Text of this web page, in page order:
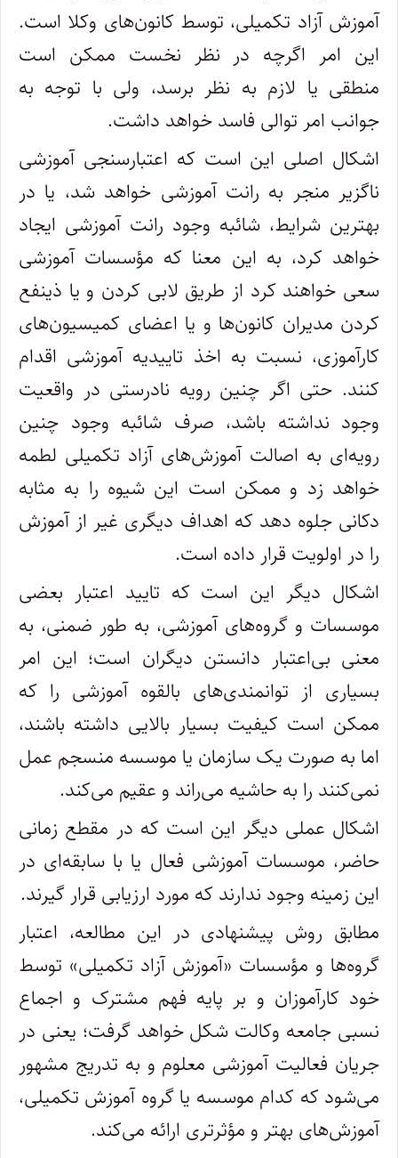
آموزش آزاد تکمیلی، توسط کانون‌های وکلا است.
این امر اگرچه در نظر نخست ممکن است
منطقی یا لازم به نظر برسد، ولی با توجه به
جوانب امر توالی فاسد خواهد داشت.
اشکال اصلی این است که اعتبارسنجی آموزشی
ناگزیر منجر به رانت آموزشی خواهد شد، یا در
بهترین شرایط، شائبه وجود رانت آموزشی ایجاد
خواهد کرد، به این معنا که مؤسسات آموزشی
سعی خواهند کرد از طریق لابی کردن و یا ذینفع
کردن مدیران کانون‌ها و یا اعضای کمیسیون‌های
کارآموزی، نسبت به اخذ تاییدیه آموزشی اقدام
کنند. حتی اگر چنین رویه نادرستی در واقعیت
وجود نداشته باشد، صرف شائبه وجود چنین
رویه‌ای به اصالت آموزش‌های آزاد تکمیلی لطمه
خواهد زد و ممکن است این شیوه را به مثابه
دکانی جلوه دهد که اهداف دیگری غیر از آموزش
را در اولویت قرار داده است.
اشکال دیگر این است که تایید اعتبار بعضی
موسسات و گروه‌های آموزشی، به طور ضمنی، به
معنی بی‌اعتبار دانستن دیگران است؛ این امر
بسیاری از توانمندی‌های بالقوه آموزشی را که
ممکن است کیفیت بسیار بالایی داشته باشند،
اما به صورت یک سازمان یا موسسه منسجم عمل
نمی‌کنند را به حاشیه می‌راند و عقیم می‌کند.
اشکال عملی دیگر این است که در مقطع زمانی
حاضر، موسسات آموزشی فعال یا با سابقه‌ای در
این زمینه وجود ندارند که مورد ارزیابی قرار گیرند.
مطابق روش پیشنهادی در این مطالعه، اعتبار
گروه‌ها و مؤسسات «آموزش آزاد تکمیلی» توسط
خود کارآموزان و بر پایه فهم مشترک و اجماع
نسبی جامعه وکالت شکل خواهد گرفت؛ یعنی در
جریان فعالیت آموزشی معلوم و به تدریج مشهور
می‌شود که کدام موسسه یا گروه آموزش تکمیلی،
آموزش‌های بهتر و مؤثرتری ارائه می‌کند.